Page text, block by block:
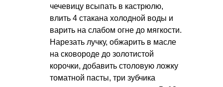
чечевицу всыпать в кастрюлю,
влить 4 стакана холодной воды и
варить на слабом огне до мягкости.
Нарезать лучку, обжарить в масле
на сковороде до золотистой
корочки, добавить столовую ложку
томатной пасты, три зубчика